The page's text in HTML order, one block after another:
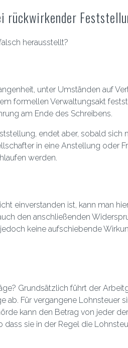
rückwirkender
herausstellt?
unter Umständen auf
formellen Verwaltungsakt
am Ende des Schreibens.
endet aber, sobald
in eine Anstellung oder
werden.
einverstanden ist, kann man
den anschließenden
keine aufschiebende
Grundsätzlich führt der
ab. Für vergangene Lohnsteuer
kann den Betrag von jeder
dass sie in der Regel die